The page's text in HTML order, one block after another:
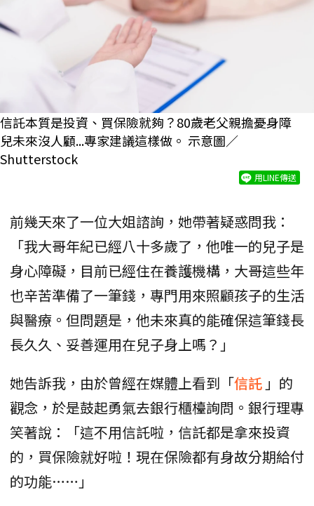
信託本質是投資、買保險就夠？80歲老父親擔憂身障
兒未來沒人顧...專家建議這樣做。 示意圖／
Shutterstock
用LINE傳送
前幾天來了一位大姐諮詢，她帶著疑惑問我：
「我大哥年紀已經八十多歲了，他唯一的兒子是
身心障礙，目前已經住在養護機構，大哥這些年
也辛苦準備了一筆錢，專門用來照顧孩子的生活
與醫療。但問題是，他未來真的能確保這筆錢長
長久久、妥善運用在兒子身上嗎？」
她告訴我，由於曾經在媒體上看到「信託 」的
觀念，於是鼓起勇氣去銀行櫃檯詢問。銀行理專
笑著說：「這不用信託啦，信託都是拿來投資
的，買保險就好啦！現在保險都有身故分期給付
的功能……」